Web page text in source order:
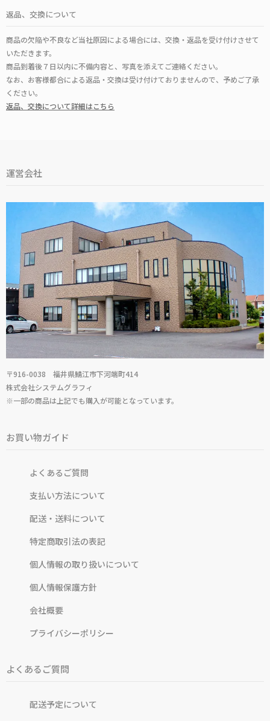
返品、交換について
商品の欠陥や不良など当社原因による場合には、交換・返品を受け付けさせて
いただきます。
商品到着後７日以内に不備内容と、写真を添えてご連絡ください。
なお、お客様都合による返品・交換は受け付けておりませんので、予めご了承
ください。
返品、交換について詳細はこちら
運営会社
〒916-0038 福井県鯖江市下河端町414
株式会社システムグラフィ
※一部の商品は上記でも購入が可能となっています。
お買い物ガイド
よくあるご質問
支払い方法について
配送・送料について
特定商取引法の表記
個人情報の取り扱いについて
個人情報保護方針
会社概要
プライバシーポリシー
よくあるご質問
配送予定について